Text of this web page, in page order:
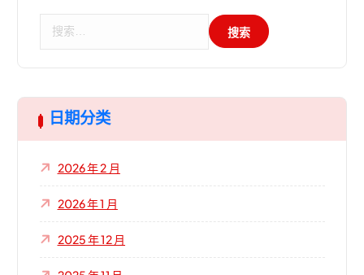
日期分类
2026 年 2 月
2026 年 1 月
2025 年 12 月